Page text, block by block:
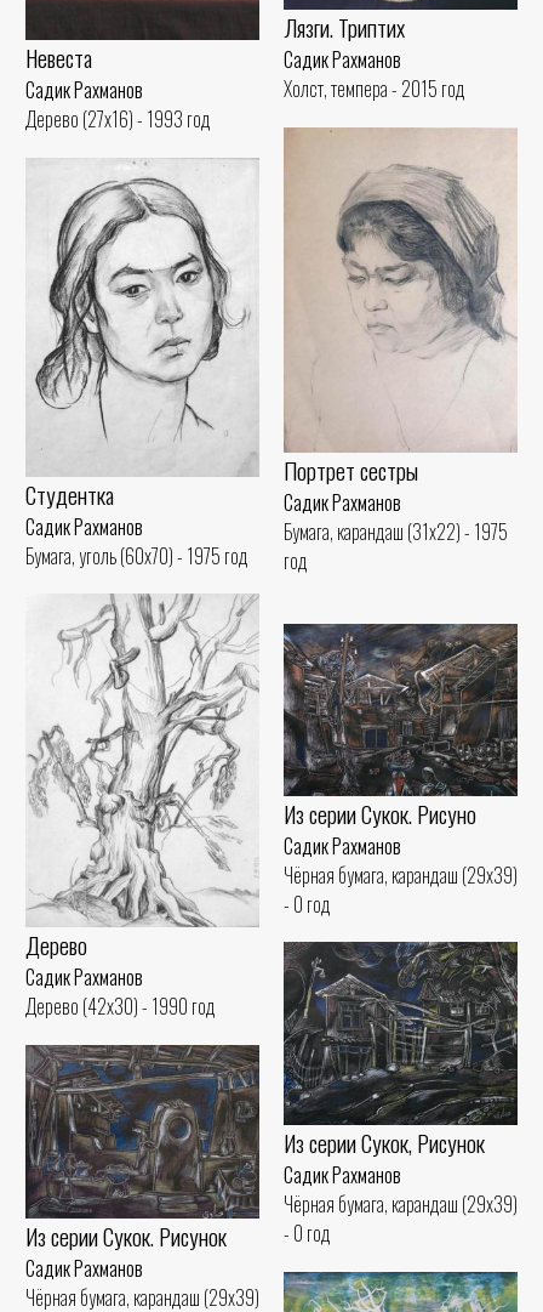
Невеста
Садик Рахманов
Дерево (27x16) - 1993 год
Лязги. Триптих
Садик Рахманов
Холст, темпера - 2015 год
Портрет сестры
Садик Рахманов
Бумага, карандаш (31x22) - 1975
год
Студентка
Садик Рахманов
Бумага, уголь (60x70) - 1975 год
Дерево
Садик Рахманов
Дерево (42x30) - 1990 год
Из серии Сукок. Рисуно
Садик Рахманов
Чёрная бумага, карандаш (29x39)
- 0 год
Из серии Сукок, Рисунок
Садик Рахманов
Чёрная бумага, карандаш (29x39)
- 0 год
Из серии Сукок. Рисунок
Садик Рахманов
Чёрная бумага, карандаш (29x39)